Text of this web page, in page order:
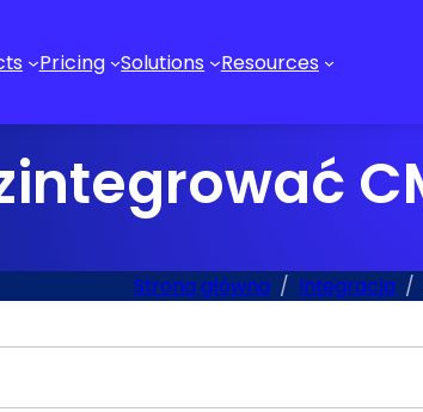
Pricing Solutions Resources
Strona główna Integracja